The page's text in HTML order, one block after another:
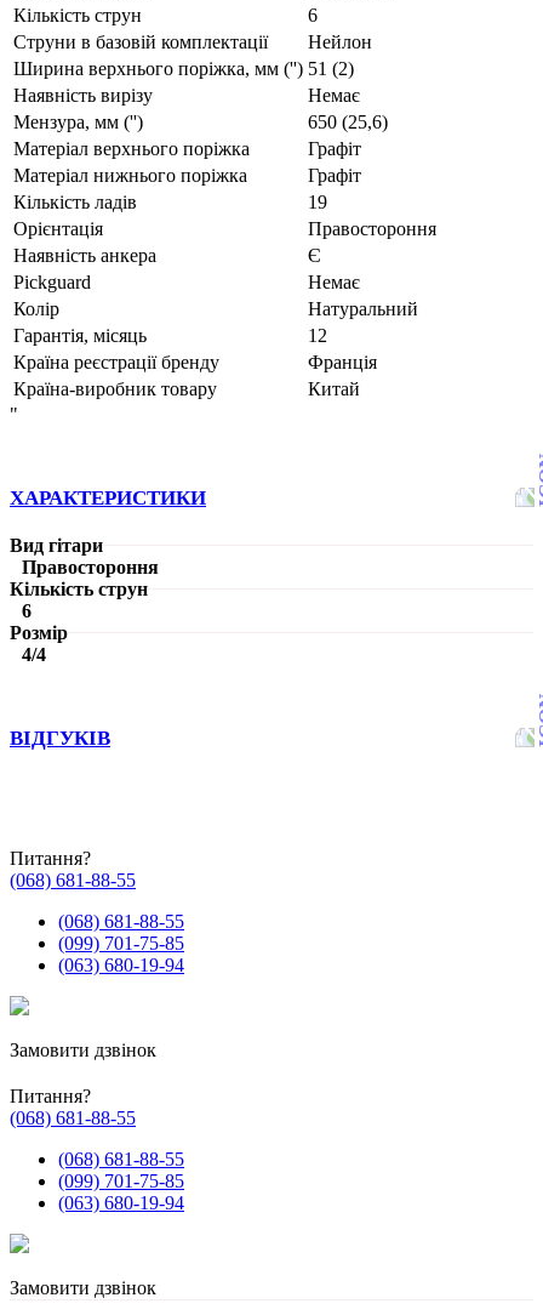
Кількість струн
6
Струни в базовій комплектації
Нейлон
Ширина верхнього поріжка, мм ('') 51 (2)
Наявність вирізу
Немає
Мензура, мм ('')
650 (25,6)
Матеріал верхнього поріжка
Графіт
Матеріал нижнього поріжка
Графіт
Кількість ладів
19
Орієнтація
Правостороння
Наявність анкера
Є
Pickguard
Немає
Колір
Натуральний
Гарантія, місяць
12
Країна реєстрації бренду
Франція
Країна-виробник товару
Китай
"
ХАРАКТЕРИСТИКИ
Вид гітари
Правостороння
Кількість струн
6
Розмір
4/4
ВІДГУКІВ
Питання?
(068) 681-88-55
(068) 681-88-55
(099) 701-75-85
(063) 680-19-94
Замовити дзвінок
Питання?
(068) 681-88-55
(068) 681-88-55
(099) 701-75-85
(063) 680-19-94
Замовити дзвінок